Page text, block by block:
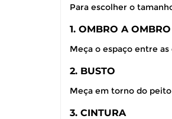
Para escolher o
1. OMBRO A OMBRO
Meça o espaço entre
2. BUSTO
Meça em torno do
3. CINTURA